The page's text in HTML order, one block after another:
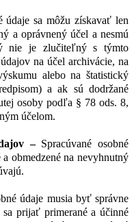
údaje sa môžu získavať len
a oprávnený účel a nesmú
nie je zlučiteľný s týmto
na účel archivácie, na
alebo na štatistický
a ak sú dodržané
osoby podľa § 78 ods. 8,
účelom.
– Spracúvané osobné
obmedzené na nevyhnutný
údaje musia byť správne
prijať primerané a účinné